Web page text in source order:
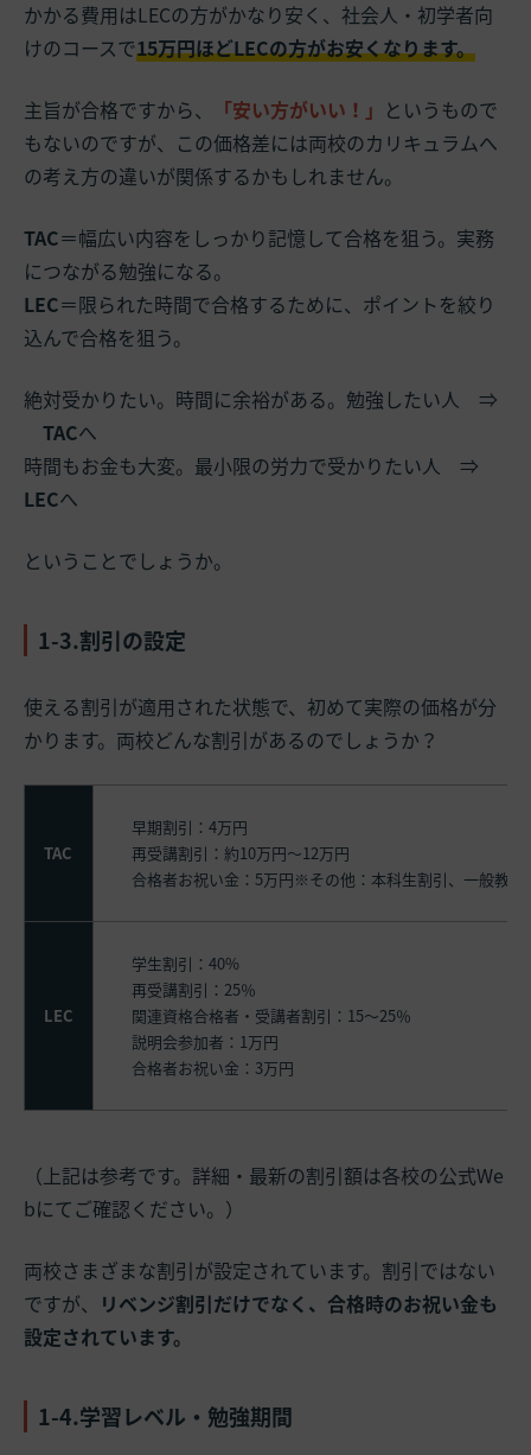
かかる費用はLECの方がかなり安く、社会人・初学者向
けのコースで15万円ほどLECの方がお安くなります。
主旨が合格ですから、 「安い方がいい！」 というもので
もないのですが、この価格差には両校のカリキュラムへ
の考え方の違いが関係するかもしれません。
TAC＝幅広い内容をしっかり記憶して合格を狙う。実務
につながる勉強になる。
LEC＝限られた時間で合格するために、ポイントを絞り
込んで合格を狙う。
絶対受かりたい。時間に余裕がある。勉強したい人 ⇒
TACへ
時間もお金も大変。最小限の労力で受かりたい人 ⇒
LECへ
ということでしょうか。
1-3.割引の設定
使える割引が適用された状態で、初めて実際の価格が分
かります。両校どんな割引があるのでしょうか？
TAC
早期割引：4万円
再受講割引：約10万円～12万円
合格者お祝い金：5万円※その他：本科生割引、一般教
LEC
学生割引：40%
再受講割引：25％
関連資格合格者・受講者割引：15～25％
説明会参加者：1万円
合格者お祝い金：3万円
（上記は参考です。詳細・最新の割引額は各校の公式We
bにてご確認ください。）
両校さまざまな割引が設定されています。割引ではない
ですが、
リベンジ割引だけでなく、合格時のお祝い金も
設定されています。
1-4.学習レベル・勉強期間